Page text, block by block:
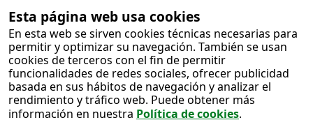
Esta página web usa cookies
En esta web se sirven cookies técnicas necesarias para
permitir y optimizar su navegación. También se usan
cookies de terceros con el fin de permitir
funcionalidades de redes sociales, ofrecer publicidad
basada en sus hábitos de navegación y analizar el
rendimiento y tráfico web. Puede obtener más
información en nuestra Política de cookies.